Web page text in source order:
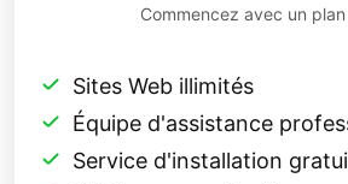
Commencez avec un
Sites Web illimités
Équipe d'assistance
Service d'installation